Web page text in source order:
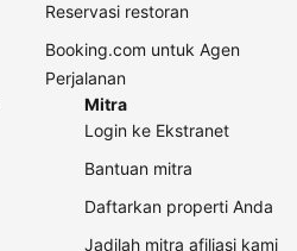
Reservasi restoran
Booking.com untuk Agen
Perjalanan
Mitra
Login ke Ekstranet
Bantuan mitra
Daftarkan properti Anda
Jadilah mitra afiliasi kami